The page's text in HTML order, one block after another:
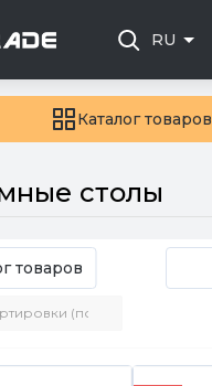
Каталог товаров
RU
столы
товаров